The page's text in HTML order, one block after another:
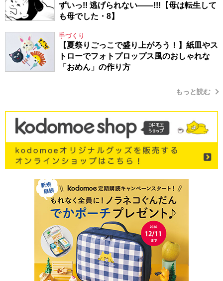
ずいっ!! 逃げられない――!!!【母は転生して
も母でした・8】
手づくり
【夏祭りごっこで盛り上がろう！】紙皿やス
トローでフォトプロップス風のおしゃれな
「おめん」の作り方
もっと読む